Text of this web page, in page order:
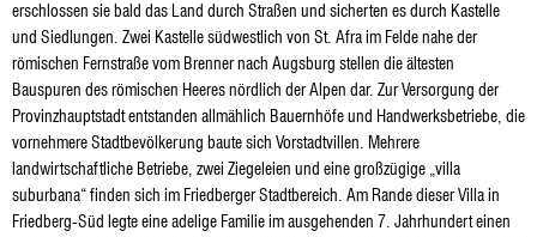
erschlossen sie bald das Land durch Straßen und sicherten es durch Kastelle
und Siedlungen. Zwei Kastelle südwestlich von St. Afra im Felde nahe der
römischen Fernstraße vom Brenner nach Augsburg stellen die ältesten
Bauspuren des römischen Heeres nördlich der Alpen dar. Zur Versorgung der
Provinzhauptstadt entstanden allmählich Bauernhöfe und Handwerksbetriebe, die
vornehmere Stadtbevölkerung baute sich Vorstadtvillen. Mehrere
landwirtschaftliche Betriebe, zwei Ziegeleien und eine großzügige „villa
suburbana“ finden sich im Friedberger Stadtbereich. Am Rande dieser Villa in
Friedberg-Süd legte eine adelige Familie im ausgehenden 7. Jahrhundert einen